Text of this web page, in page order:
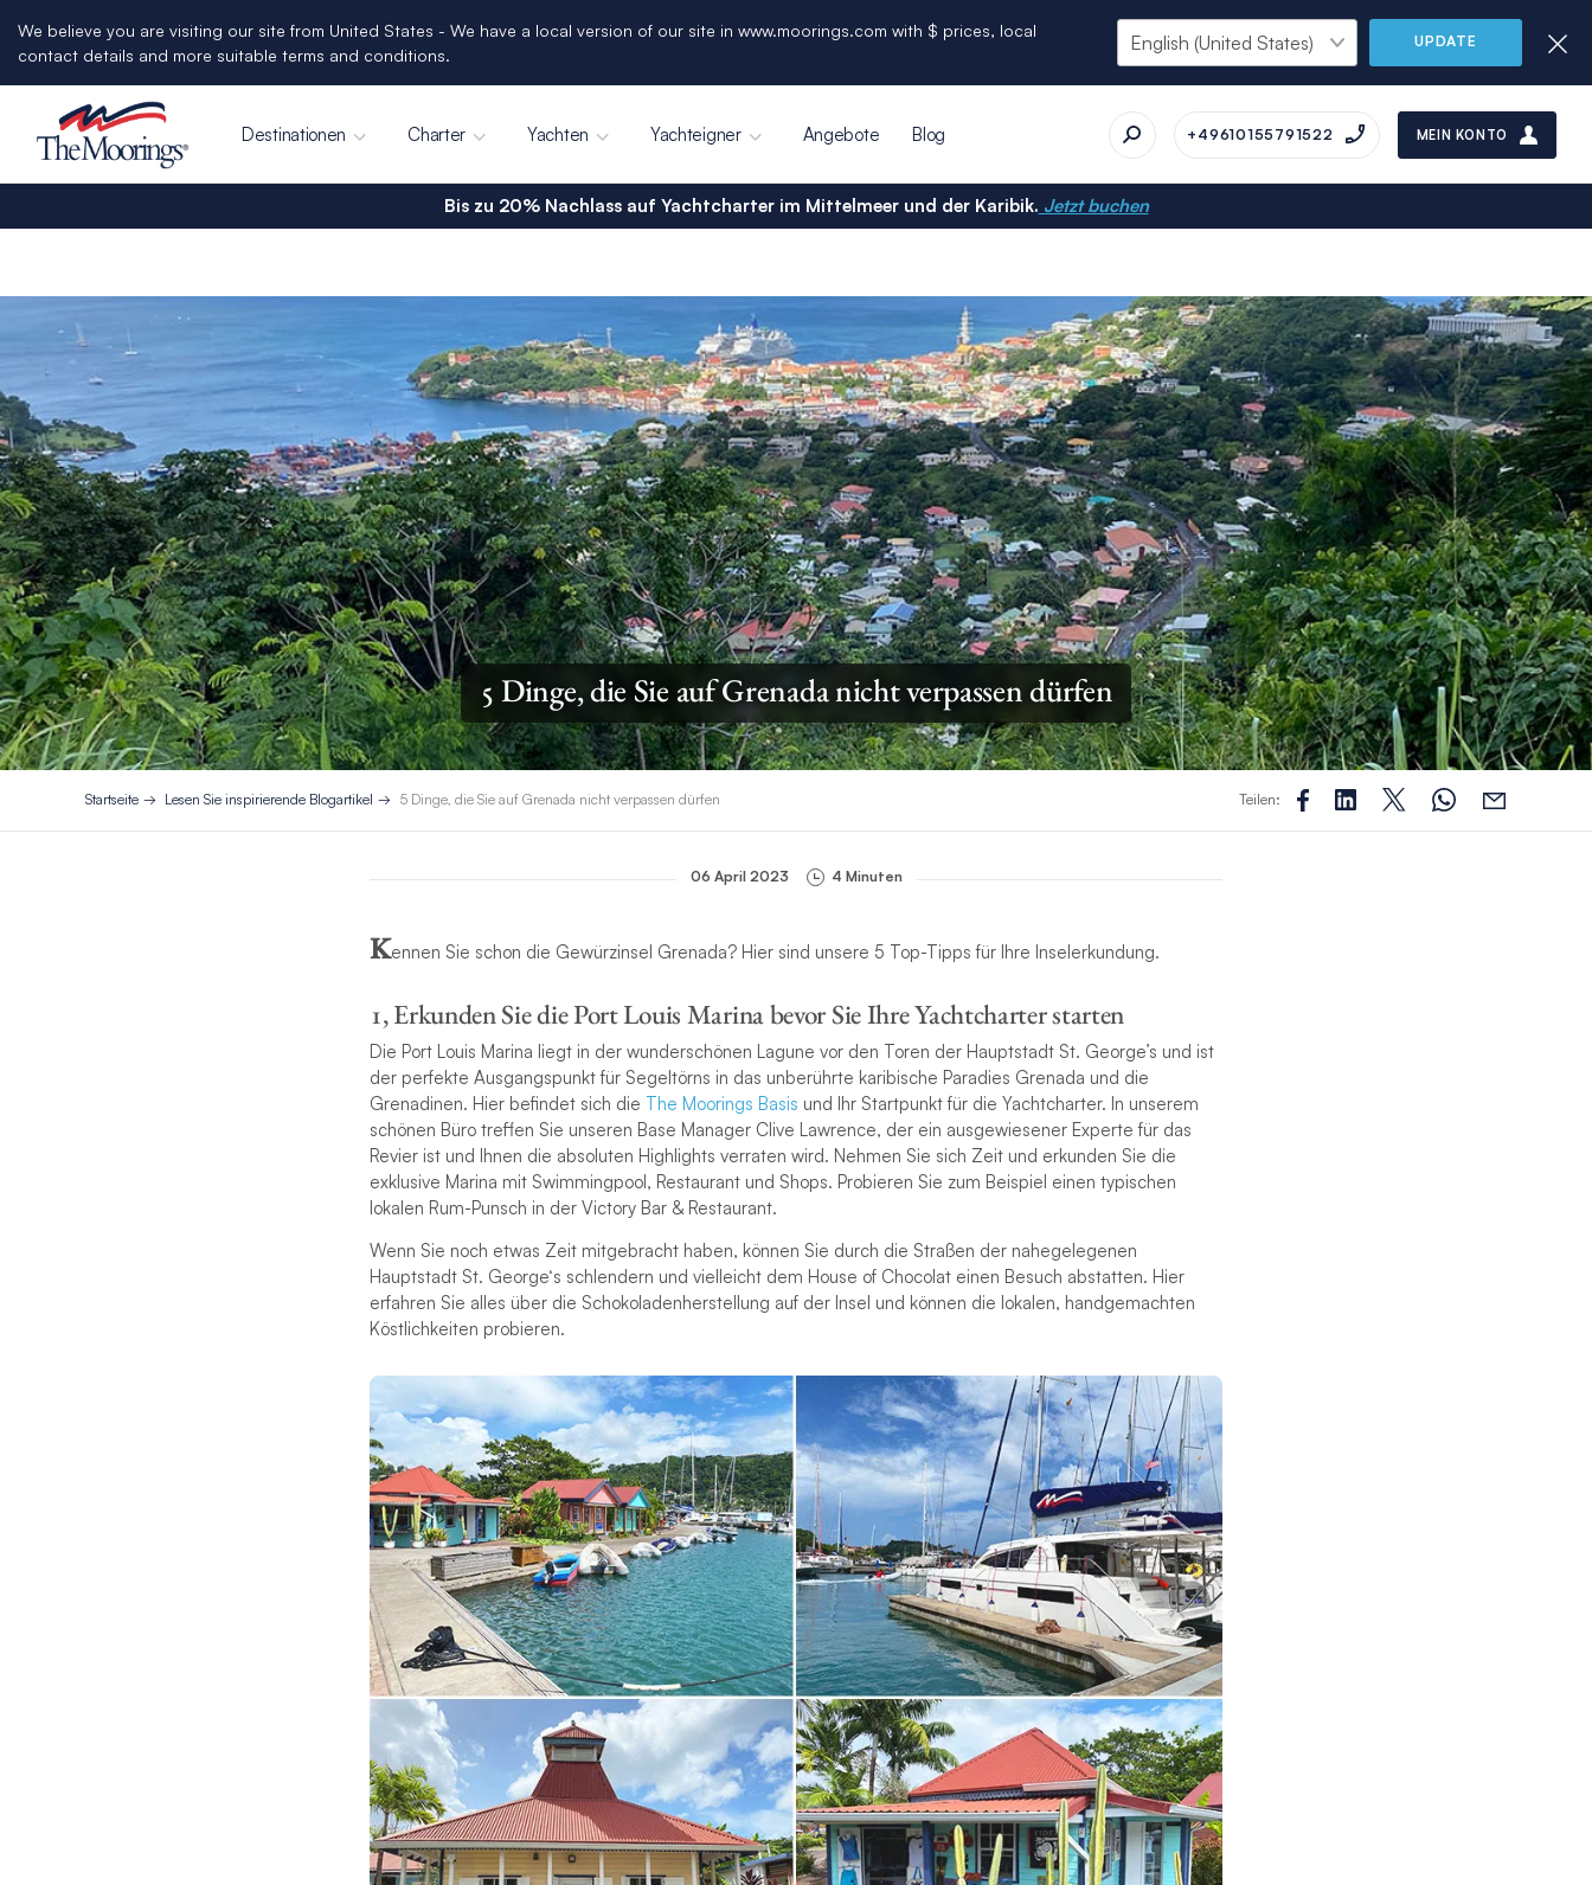
We believe you are visiting our site from United States - We have a local version of our site in www.moorings.com with $ prices, local
contact details and more suitable terms and conditions.
UPDATE
Destinationen Charter Yachten Yachteigner Angebote Blog +49610155791522 MEIN KONTO
Bis zu 20% Nachlass auf Yachtcharter im Mittelmeer und der Karibik. Jetzt buchen
5 Dinge, die Sie auf Grenada nicht verpassen dürfen
Startseite Lesen Sie inspirierende Blogartikel 5 Dinge, die Sie auf Grenada nicht verpassen dürfen Teilen:
06 April 2023 4 Minuten
Kennen Sie schon die Gewürzinsel Grenada? Hier sind unsere 5 Top-Tipps für Ihre Inselerkundung.
1, Erkunden Sie die Port Louis Marina bevor Sie Ihre Yachtcharter starten
Die Port Louis Marina liegt in der wunderschönen Lagune vor den Toren der Hauptstadt St. George’s und ist
der perfekte Ausgangspunkt für Segeltörns in das unberührte karibische Paradies Grenada und die
Grenadinen. Hier befindet sich die The Moorings Basis und Ihr Startpunkt für die Yachtcharter. In unserem
schönen Büro treffen Sie unseren Base Manager Clive Lawrence, der ein ausgewiesener Experte für das
Revier ist und Ihnen die absoluten Highlights verraten wird. Nehmen Sie sich Zeit und erkunden Sie die
exklusive Marina mit Swimmingpool, Restaurant und Shops. Probieren Sie zum Beispiel einen typischen
lokalen Rum-Punsch in der Victory Bar & Restaurant.
Wenn Sie noch etwas Zeit mitgebracht haben, können Sie durch die Straßen der nahegelegenen
Hauptstadt St. George‘s schlendern und vielleicht dem House of Chocolat einen Besuch abstatten. Hier
erfahren Sie alles über die Schokoladenherstellung auf der Insel und können die lokalen, handgemachten
Köstlichkeiten probieren.